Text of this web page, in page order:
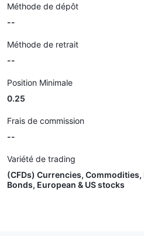
Méthode de dépôt
--
Méthode de retrait
--
Position Minimale
0.25
Frais de commission
--
Variété de trading
(CFDs) Currencies,
Bonds, European & US stocks